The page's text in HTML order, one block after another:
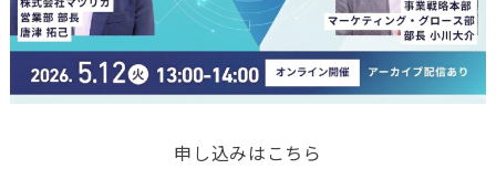
申し込みはこちら